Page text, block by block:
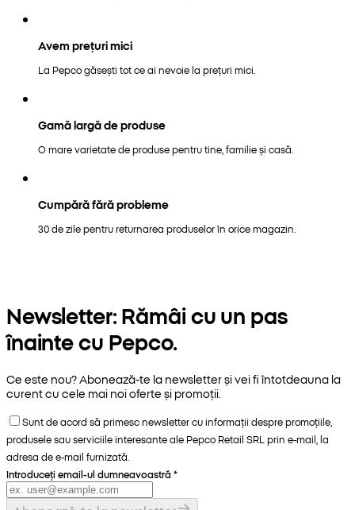
Avem prețuri mici
La Pepco găsești tot ce ai nevoie la prețuri mici.
Gamă largă de produse
O mare varietate de produse pentru tine, familie și casă.
Cumpără fără probleme
30 de zile pentru returnarea produselor în orice magazin.
Newsletter: Rămâi cu un pas
înainte cu Pepco.
Ce este nou? Abonează-te la newsletter și vei fi întotdeauna la
curent cu cele mai noi oferte și promoții.
Sunt de acord să primesc newsletter cu informații despre promoțiile,
produsele sau serviciile interesante ale Pepco Retail SRL prin e-mail, la
adresa de e-mail furnizată.
Introduceți email-ul dumneavoastră *